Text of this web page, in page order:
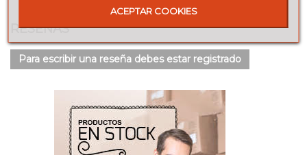
RESEÑAS
Para escribir una reseña debes estar registrado
ACEPTAR COOKIES